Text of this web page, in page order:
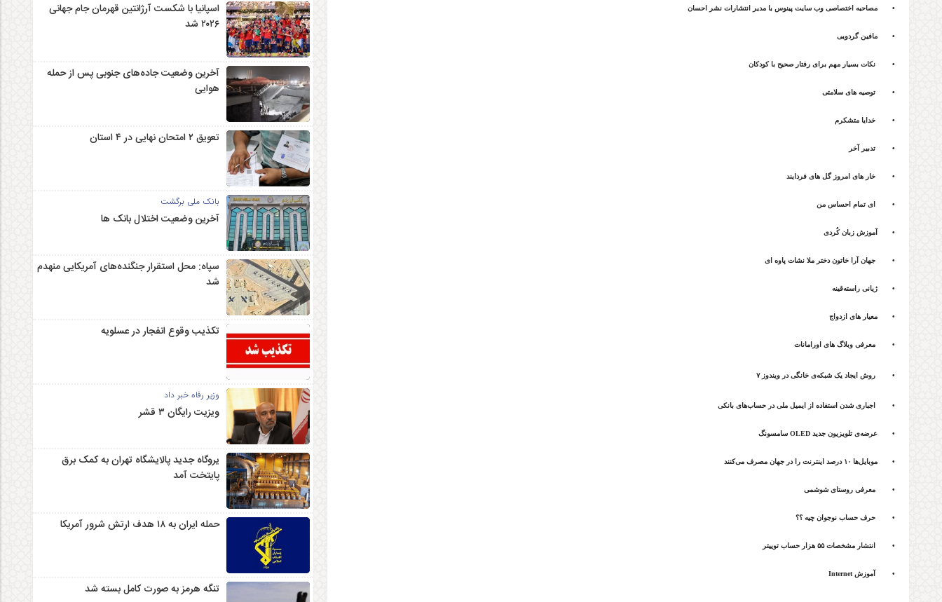
• مصاحبه اختصاصی وب سایت پینوس با مدیر انتشارات نشر احسان
• مافین گردویی
• نکات بسیار مهم برای رفتار صحیح با کودکان
• توصیه های سلامتی
• خدایا متشکرم
• تدبیر آخر
• خار های امروز گل های فردایند
• ای تمام احساس من
• آموزش زبان کُردی
• جهان آرا خاتون دختر ملا نشات پاوه ای
• ژیانی راستەقینە
• معیار های ازدواج
• معرفی وبلاگ های اورامانات
• روش ایجاد یک شبکه‌ی خانگی در ویندوز ۷
• اجباری شدن استفاده از ایمیل ملی در حساب‌های بانکی
• عرضه‌ی تلویزیون جدید OLED سامسونگ
• موبایل‌ها ۱۰ درصد اینترنت را در جهان مصرف می‌کنند
• معرفی روستای شوشمی
• حرف حساب نوجوان چیه ؟؟
• انتشار مشخصات ۵۵ هزار حساب توییتر
• آموزش Internet
اسپانیا با شکست آرژانتین قهرمان جام جهانی
۲۰۲۶ شد
آخرین وضعیت جاده‌های جنوبی پس از حمله
هوایی
تعویق ۲ امتحان نهایی در ۴ استان
بانک ملی برگشت
آخرین وضعیت اختلال بانک ها
سپاه: محل استقرار جنگنده‌های آمریکایی منهدم
شد
تکذیب وقوع انفجار در عسلویه
وزیر رفاه خبر داد
ویزیت رایگان ۳ قشر
یروگاه جدید پالایشگاه تهران به کمک برق
پایتخت آمد
حمله ایران به ۱۸ هدف ارتش شرور آمریکا
تنگه هرمز به صورت کامل بسته شد